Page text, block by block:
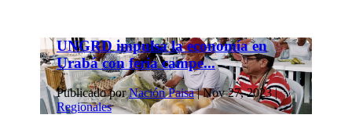
UNGRD impulsa la economía en
Urabá con feria campe...
Publicado porNación Paisa|Nov 27, 2023|
Regionales